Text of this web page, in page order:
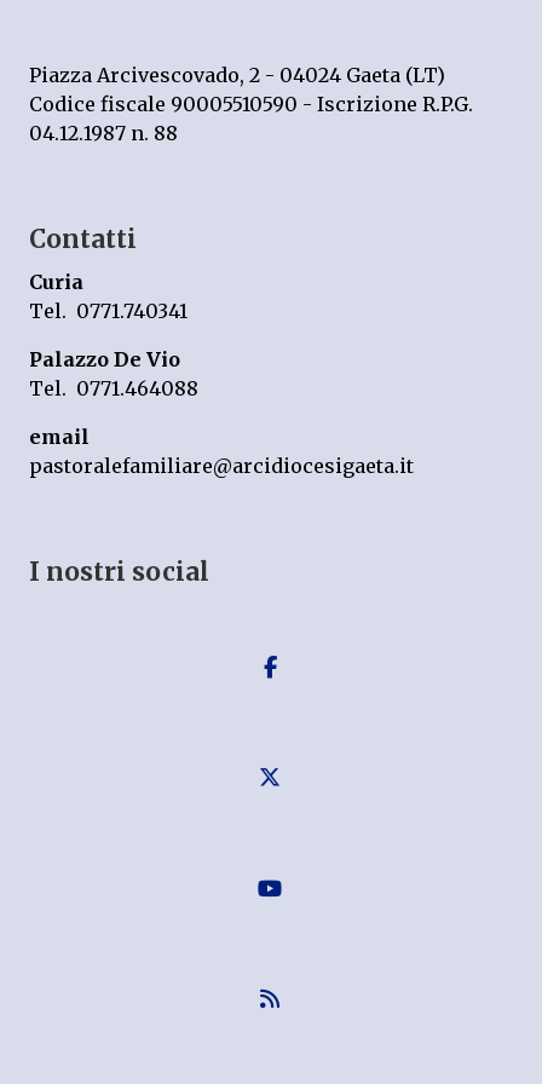
Piazza Arcivescovado, 2 - 04024 Gaeta (LT)
Codice fiscale 90005510590 - Iscrizione R.P.G.
04.12.1987 n. 88
Contatti
Curia
Tel. 0771.740341
Palazzo De Vio
Tel. 0771.464088
email
pastoralefamiliare@arcidiocesigaeta.it
I nostri social